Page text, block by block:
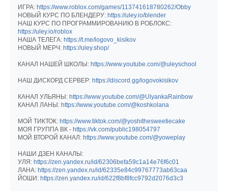
ИГРА: https://www.roblox.com/games/113741618780262/Obby
НОВЫЙ КУРС ПО БЛЕНДЕРУ: https://uley.io/blender
НАШ КУРС ПО ПРОГРАММИРОВАНИЮ В РОБЛОКС:
https://uley.io/roblox
НАША ТЕЛЕГА: https://t.me/logovo_kisikov
НОВЫЙ МЕРЧ: https://uley.shop/
КАНАЛ НАШЕЙ ШКОЛЫ: https://www.youtube.com/@uleyschool
НАШ ДИСКОРД СЕРВЕР: https://discord.gg/logovokisikov
КАНАЛ УЛЬЯНЫ: https://www.youtube.com/@UlyankaRainbow
КАНАЛ ЛАНЫ: https://www.youtube.com/@koshkolana
МОЙ ТИКТОК: https://www.tiktok.com/@yoshithesweetiecake
МОЯ ГРУППА ВК - https://vk.com/public198054797
МОЙ ВТОРОЙ КАНАЛ: https://www.youtube.com/@yoweplay
НАШИ ДЗЕН КАНАЛЫ:
УЛЯ: https://zen.yandex.ru/id/62306befa59c1a14e76f6c01
ЛАНА: https://zen.yandex.ru/id/62335e84c99767773ab63caa
ЙОШИ: https://zen.yandex.ru/id/622f8bf8fcc9792d2076d3c3